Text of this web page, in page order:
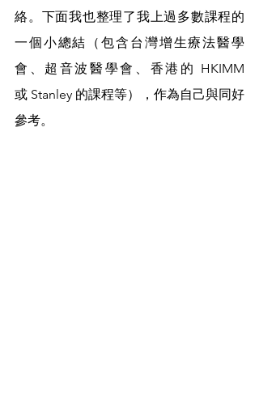
絡。下面我也整理了我上過多數課程的
一個小總結（包含台灣增生療法醫學
會、超音波醫學會、香港的 HKIMM
或 Stanley 的課程等），作為自己與同好
參考。